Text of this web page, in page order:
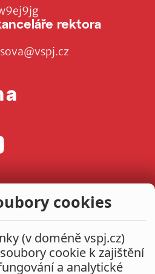
rektora
cookies
(v doméně vspj.cz)
cookie k zajištění
a analytické